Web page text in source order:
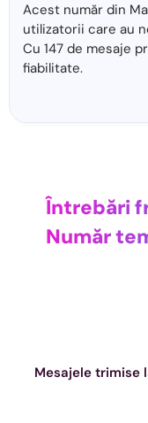
Acest număr din
utilizatorii care au
Cu 147 de mesaje
fiabilitate.
Întrebări
Număr
Mesajele trimise